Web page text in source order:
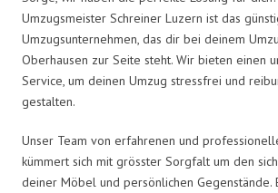
Umzugsmeister Schreiner Luzern ist das
Umzugsunternehmen, das dir bei deinem
Oberhausen zur Seite steht. Wir bieten einen
Service, um deinen Umzug stressfrei und
gestalten.
Unser Team von erfahrenen und
kümmert sich mit grösster Sorgfalt um den
deiner Möbel und persönlichen Gegenstände.